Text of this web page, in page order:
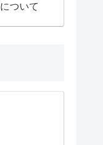
ついて